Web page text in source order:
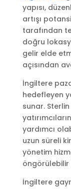
yapısı,
artışı
tarafından
doğru
gelir elde
açısından
İngiltere
hedefleyen
sunar.
yardımcı
uzun süreli
yönetim
öngörülebilir
İngiltere